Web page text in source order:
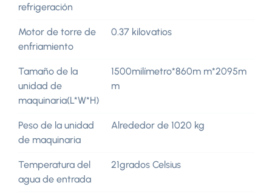
refrigeración
Motor de torre de
enfriamiento
0.37 kilovatios
Tamaño de la
unidad de
maquinaria(L*W*H)
1500milímetro*860m m*2095m
m
Peso de la unidad
de maquinaria
Alrededor de 1020 kg
Temperatura del
agua de entrada
21grados Celsius